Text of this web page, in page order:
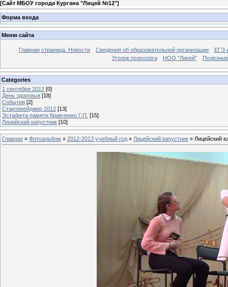
[Сайт МБОУ города Кургана "Лицей №12"]
Форма входа
Меню сайта
Главная страница. Новости Сведения об образовательной организации
ЕГЭ
Уголок психолога
НОО "Ликей"
Categories
1 сентября 2012 [0]
День здоровья [18]
События [2]
Стартинейджер 2012 [13]
Эстафета памяти Кравченко Г.П. [15]
Лицейский капустник [10]
Главная » Фотоальбом » 2012-2013 учебный год » Лицейский капустник » Лицейский